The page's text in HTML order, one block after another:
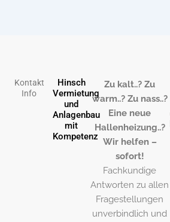
Kontakt
Info
Hinsch
Vermietung
und
Anlagenbau
mit
Kompetenz
Zu kalt..? Zu
warm..? Zu nass..?
Eine neue
Hallenheizung..?
Wir helfen –
sofort!
Fachkundige
Antworten zu allen
Fragestellungen
unverbindlich und